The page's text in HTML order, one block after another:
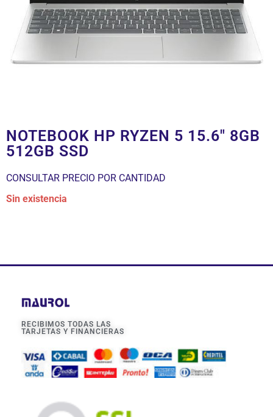
NOTEBOOK HP RYZEN 5 15.6″ 8GB
512GB SSD
CONSULTAR PRECIO POR CANTIDAD
Sin existencia
RECIBIMOS TODAS LAS
TARJETAS Y FINANCIERAS